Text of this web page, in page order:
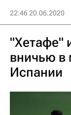
22:46 20.06.2020
"Хетафе"
вничью в
Испании